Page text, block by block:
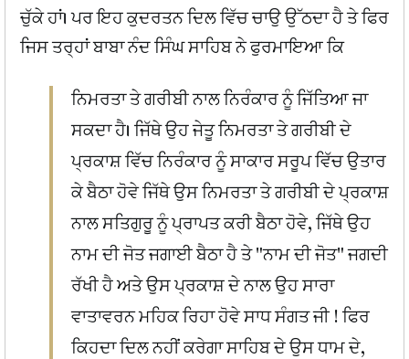
ਚੁੱਕੇ ਹਾਂ। ਪਰ ਇਹ ਕੁਦਰਤਨ ਦਿਲ ਵਿੱਚ ਚਾਉ ਉੱਠਦਾ ਹੈ ਤੇ ਫਿਰ
ਜਿਸ ਤਰ੍ਹਾਂ ਬਾਬਾ ਨੰਦ ਸਿੰਘ ਸਾਹਿਬ ਨੇ ਫੁਰਮਾਇਆ ਕਿ
ਨਿਮਰਤਾ ਤੇ ਗਰੀਬੀ ਨਾਲ ਨਿਰੰਕਾਰ ਨੂੰ ਜਿੱਤਿਆ ਜਾ
ਸਕਦਾ ਹੈ। ਜਿੱਥੇ ਉਹ ਜੇਤੂ ਨਿਮਰਤਾ ਤੇ ਗਰੀਬੀ ਦੇ
ਪ੍ਰਕਾਸ਼ ਵਿੱਚ ਨਿਰੰਕਾਰ ਨੂੰ ਸਾਕਾਰ ਸਰੂਪ ਵਿੱਚ ਉਤਾਰ
ਕੇ ਬੈਠਾ ਹੋਵੇ ਜਿੱਥੇ ਉਸ ਨਿਮਰਤਾ ਤੇ ਗਰੀਬੀ ਦੇ ਪ੍ਰਕਾਸ਼
ਨਾਲ ਸਤਿਗੁਰੂ ਨੂੰ ਪ੍ਰਾਪਤ ਕਰੀ ਬੈਠਾ ਹੋਵੇ, ਜਿੱਥੇ ਉਹ
ਨਾਮ ਦੀ ਜੋਤ ਜਗਾਈ ਬੈਠਾ ਹੈ ਤੇ "ਨਾਮ ਦੀ ਜੋਤ" ਜਗਦੀ
ਰੱਖੀ ਹੈ ਅਤੇ ਉਸ ਪ੍ਰਕਾਸ਼ ਦੇ ਨਾਲ ਉਹ ਸਾਰਾ
ਵਾਤਾਵਰਨ ਮਹਿਕ ਰਿਹਾ ਹੋਵੇ ਸਾਧ ਸੰਗਤ ਜੀ ! ਫਿਰ
ਕਿਹਦਾ ਦਿਲ ਨਹੀਂ ਕਰੇਗਾ ਸਾਹਿਬ ਦੇ ਉਸ ਧਾਮ ਦੇ,